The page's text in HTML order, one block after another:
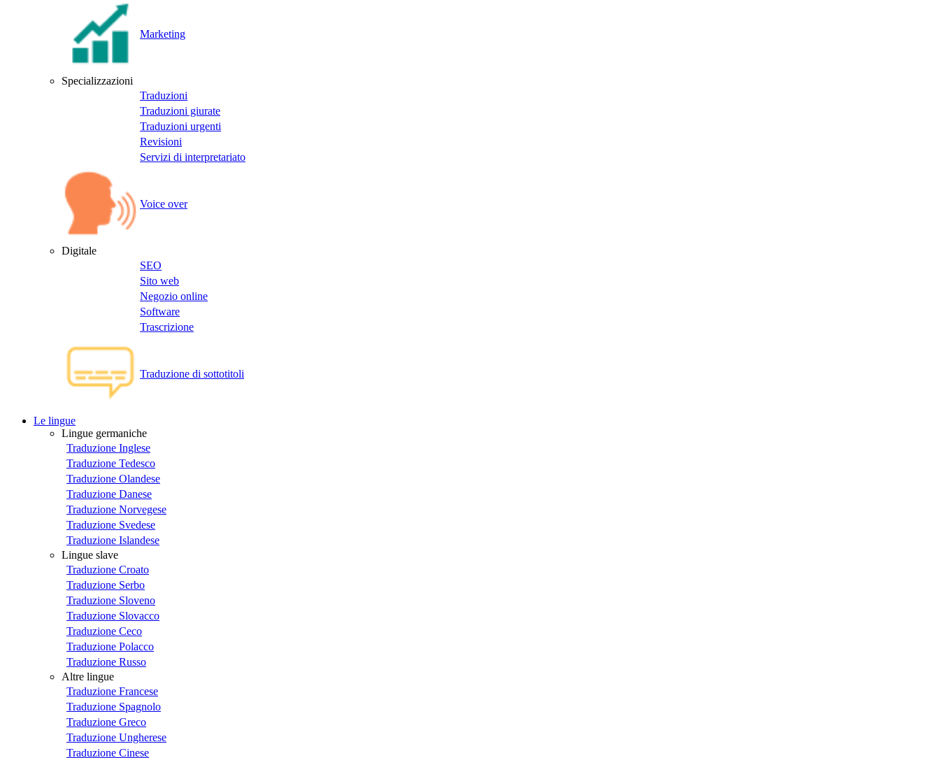
Marketing
Specializzazioni
Traduzioni
Traduzioni giurate
Traduzioni urgenti
Revisioni
Servizi di interpretariato
Voice over
Digitale
SEO
Sito web
Negozio online
Software
Trascrizione
Traduzione di sottotitoli
Le lingue
Lingue germaniche
Traduzione Inglese
Traduzione Tedesco
Traduzione Olandese
Traduzione Danese
Traduzione Norvegese
Traduzione Svedese
Traduzione Islandese
Lingue slave
Traduzione Croato
Traduzione Serbo
Traduzione Sloveno
Traduzione Slovacco
Traduzione Ceco
Traduzione Polacco
Traduzione Russo
Altre lingue
Traduzione Francese
Traduzione Spagnolo
Traduzione Greco
Traduzione Ungherese
Traduzione Cinese